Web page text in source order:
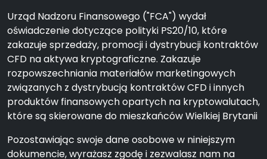
Urząd Nadzoru Finansowego ("FCA") wydał
oświadczenie dotyczące polityki PS20/10, które
zakazuje sprzedaży, promocji i dystrybucji kontraktów
CFD na aktywa kryptograficzne. Zakazuje
rozpowszechniania materiałów marketingowych
związanych z dystrybucją kontraktów CFD i innych
produktów finansowych opartych na kryptowalutach,
które są skierowane do mieszkańców Wielkiej Brytanii
Pozostawiając swoje dane osobowe w niniejszym
dokumencie, wyrażasz zgodę i zezwalasz nam na